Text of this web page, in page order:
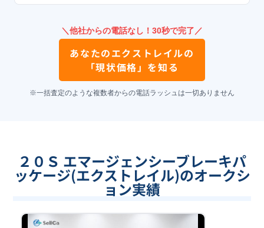
＼他社からの電話なし！30秒で完了／
あなたのエクストレイルの
「現状価格」を知る
※一括査定のような複数者からの電話ラッシュは一切ありません
２０Ｓ エマージェンシーブレーキパ
ッケージ(エクストレイル)のオークシ
ョン実績